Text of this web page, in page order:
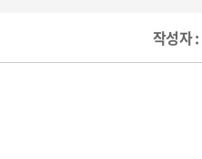
작성자 :